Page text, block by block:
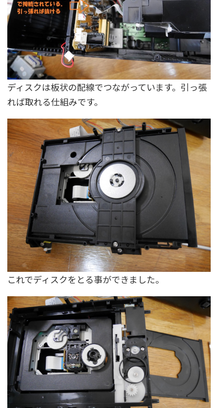
ディスクは板状の配線でつながっています。引っ張
れば取れる仕組みです。
これでディスクをとる事ができました。